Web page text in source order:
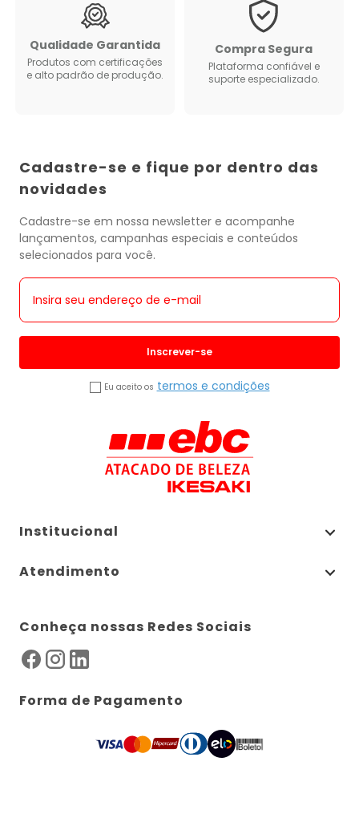
Qualidade Garantida
Produtos com certificações
e alto padrão de produção.
Compra Segura
Plataforma confiável e
suporte especializado.
Cadastre-se e fique por dentro das
novidades
Cadastre-se em nossa newsletter e acompanhe
lançamentos, campanhas especiais e conteúdos
selecionados para você.
Inscrever-se
Eu aceito os termos e condições
Institucional
Atendimento
Conheça nossas Redes Sociais
Forma de Pagamento